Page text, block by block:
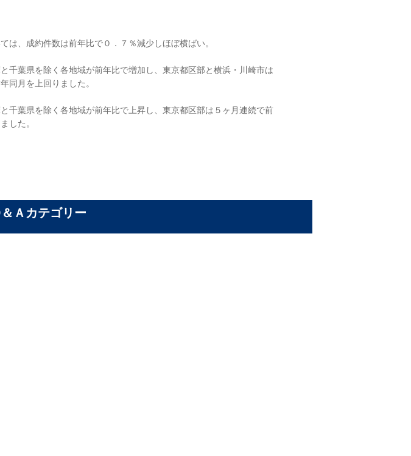
は、成約件数は前年比で０．７％減少しほぼ横ばい。
千葉県を除く各地域が前年比で増加し、東京都区部と横浜・川崎市は
同月を上回りました。
千葉県を除く各地域が前年比で上昇し、東京都区部は５ヶ月連続で前
した。
＆Ａカテゴリー